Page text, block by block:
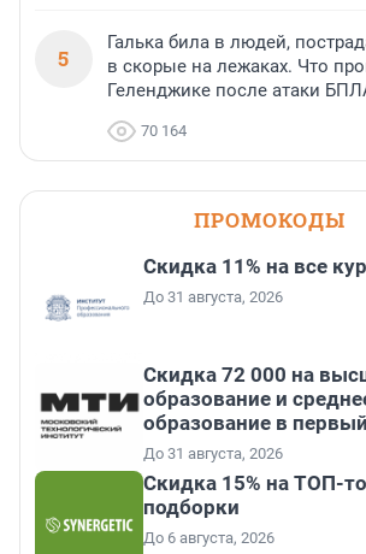
5
Галька била в людей,
в скорые на лежаках. Что
Геленджике после атаки
70 164
ПРОМОКОДЫ
Скидка 11% на все
До 31 августа, 2026
Скидка 72 000 на
образование и
образование в
До 31 августа, 2026
Скидка 15% на ТОП-
подборки
До 6 августа, 2026